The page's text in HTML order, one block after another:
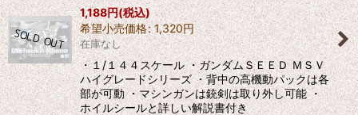
1,188円(税込)
希望小売価格: 1,320円
在庫なし
・１/１４４スケール ・ガンダムＳＥＥＤ ＭＳＶ
ハイグレードシリーズ ・背中の高機動パックは各
部が可動 ・マシンガンは銃剣は取り外し可能 ・
ホイルシールと詳しい解説書付き